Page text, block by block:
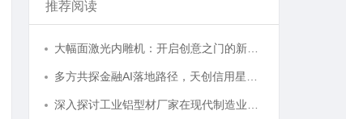
推荐阅读